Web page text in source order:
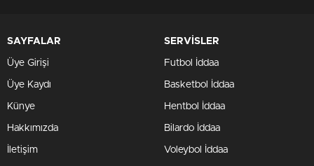
SAYFALAR
Üye Girişi
Üye Kaydı
Künye
Hakkımızda
İletişim
SERVİSLER
Futbol İddaa
Basketbol İddaa
Hentbol İddaa
Bilardo İddaa
Voleybol İddaa